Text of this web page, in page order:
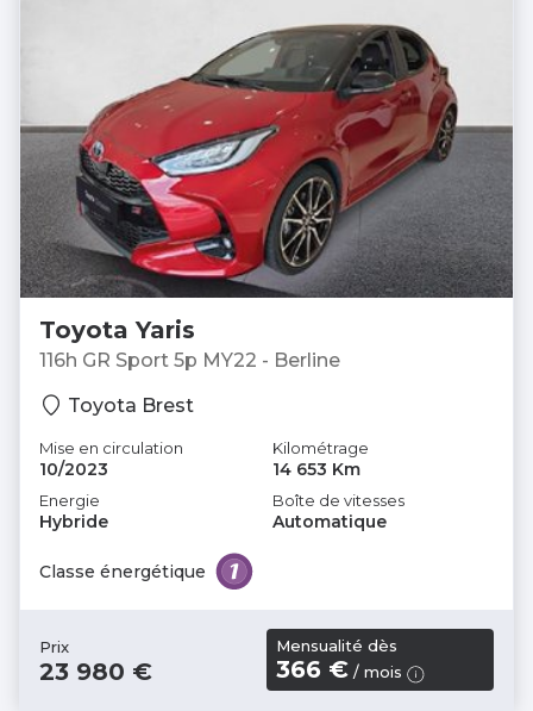
Toyota Yaris
116h GR Sport 5p MY22 - Berline
Toyota Brest
Mise en circulation
10/2023
Kilométrage
14 653 Km
Energie
Hybride
Boîte de vitesses
Automatique
Classe énergétique
Prix
23 980 €
Mensualité dès
366 € / mois